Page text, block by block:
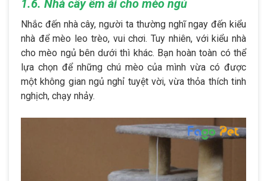
1.6. Nhà cây êm ái cho mèo ngủ
Nhắc đến nhà cây, người ta thường nghĩ ngay đến kiểu
nhà để mèo leo trèo, vui chơi. Tuy nhiên, với kiểu nhà
cho mèo ngủ bên dưới thì khác. Bạn hoàn toàn có thể
lựa chọn để những chú mèo của mình vừa có được
một không gian ngủ nghỉ tuyệt vời, vừa thỏa thích tinh
nghịch, chạy nhảy.